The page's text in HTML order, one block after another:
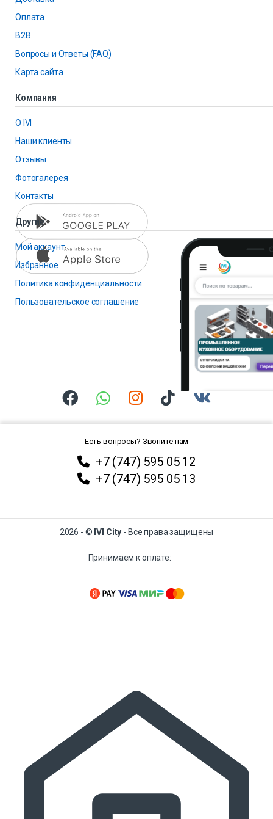
Оплата
B2B
Вопросы и Ответы (FAQ)
Карта сайта
Компания
О IVI
Наши клиенты
Отзывы
Фотогалерея
Контакты
Другие
Мой аккаунт
Избранное
Политика конфиденциальности
Пользовательское соглашение
Есть вопросы? Звоните нам
+7 (747) 595 05 12
+7 (747) 595 05 13
2026 - © IVI City - Все права защищены
Принимаем к оплате: